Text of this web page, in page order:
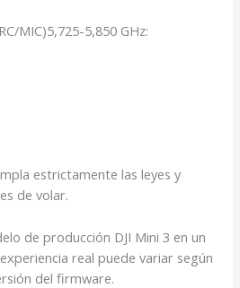
MIC)5,725-5,850 GHz:
estrictamente las leyes y
de volar.
de producción DJI Mini 3 en un
real puede variar según
del firmware.